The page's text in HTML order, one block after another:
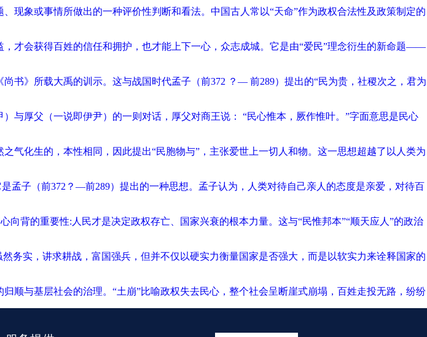
现象或事情所做出的一种评价性判断和看法。中国古人常以“天命”作为政权合法性及政策制定的
才会获得百姓的信任和拥护，也才能上下一心，众志成城。它是由“爱民”理念衍生的新命题——
书》所载大禹的训示。这与战国时代孟子（前372 ？— 前289）提出的“民为贵，社稷次之，君为
与厚父（一说即伊尹）的一则对话，厚父对商王说： “民心惟本，厥作惟叶。”字面意思是民心
气化生的，本性相同，因此提出“民胞物与”，主张爱世上一切人和物。这一思想超越了以人类为
孟子（前372？—前289）提出的一种思想。孟子认为，人类对待自己亲人的态度是亲爱，对待百
向背的重要性:人民才是决定政权存亡、国家兴衰的根本力量。这与“民惟邦本”“顺天应人”的政治
务实，讲求耕战，富国强兵，但并不仅以硬实力衡量国家是否强大，而是以软实力来诠释国家的
顺与基层社会的治理。“土崩”比喻政权失去民心，整个社会呈断崖式崩塌，百姓走投无路，纷纷